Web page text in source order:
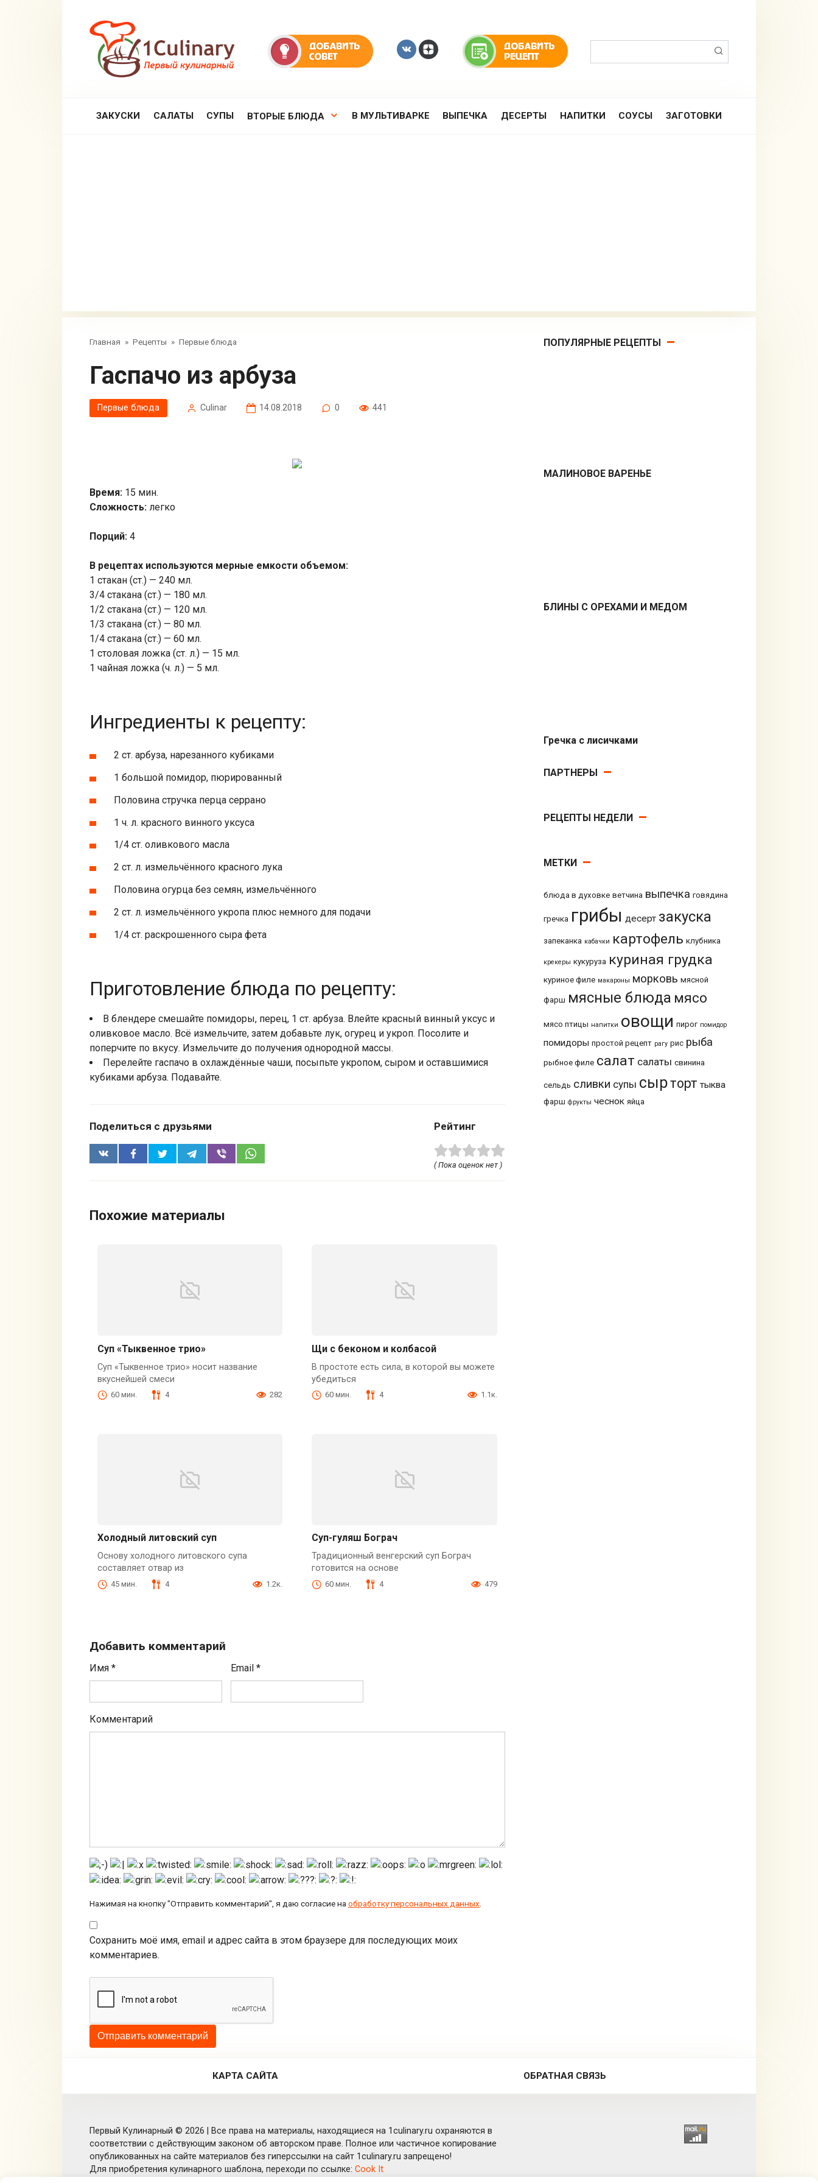
ЗАКУСКИ САЛАТЫ СУПЫ ВТОРЫЕ БЛЮДА В МУЛЬТИВАРКЕ ВЫПЕЧКА ДЕСЕРТЫ НАПИТКИ СОУСЫ ЗАГОТОВКИ
Главная » Рецепты » Первые блюда
Гаспачо из арбуза
Первые блюда Сulinar 14.08.2018 0 441
Время: 15 мин.
Сложность: легко
Порций: 4
В рецептах используются мерные емкости объемом:
1 стакан (ст.) — 240 мл.
3/4 стакана (ст.) — 180 мл.
1/2 стакана (ст.) — 120 мл.
1/3 стакана (ст.) — 80 мл.
1/4 стакана (ст.) — 60 мл.
1 столовая ложка (ст. л.) — 15 мл.
1 чайная ложка (ч. л.) — 5 мл.
Ингредиенты к рецепту:
2 ст. арбуза, нарезанного кубиками
1 большой помидор, пюрированный
Половина стручка перца серрано
1 ч. л. красного винного уксуса
1/4 ст. оливкового масла
2 ст. л. измельчённого красного лука
Половина огурца без семян, измельчённого
2 ст. л. измельчённого укропа плюс немного для подачи
1/4 ст. раскрошенного сыра фета
Приготовление блюда по рецепту:
В блендере смешайте помидоры, перец, 1 ст. арбуза. Влейте красный винный уксус и
оливковое масло. Всё измельчите, затем добавьте лук, огурец и укроп. Посолите и
поперчите по вкусу. Измельчите до получения однородной массы.
Перелейте гаспачо в охлаждённые чаши, посыпьте укропом, сыром и оставшимися
кубиками арбуза. Подавайте.
Поделиться с друзьями Рейтинг
( Пока оценок нет )
Похожие материалы
Суп «Тыквенное трио»
Суп «Тыквенное трио» носит название
вкуснейшей смеси
60 мин. 4 282
Щи с беконом и колбасой
В простоте есть сила, в которой вы можете
убедиться
60 мин. 4 1.1к.
Холодный литовский суп
Основу холодного литовского супа
составляет отвар из
45 мин. 4 1.2к.
Суп-гуляш Бограч
Традиционный венгерский суп Бограч
готовится на основе
60 мин. 4 479
Добавить комментарий
Имя * Email*
Комментарий
Нажимая на кнопку "Отправить комментарий", я даю согласие на обработку персональных данных
Сохранить моё имя, email и адрес сайта в этом браузере для последующих моих
комментариев.
ПОПУЛЯРНЫЕ РЕЦЕПТЫ
МАЛИНОВОЕ ВАРЕНЬЕ
БЛИНЫ С ОРЕХАМИ И МЕДОМ
Гречка с лисичками
ПАРТНЕРЫ
РЕЦЕПТЫ НЕДЕЛИ
МЕТКИ
блюда в духовке ветчина выпечка говядина
гречка грибы десерт закуска
запеканка кабачки картофель клубника
крекеры кукуруза куриная грудка
куриное филе макароны морковь мясной
фарш мясные блюда мясо
мясо птицы напитки овощи пирог помидор
помидоры простой рецепт рагу рис рыба
рыбное филе салат салаты свинина
сельдь сливки супы сырторт тыква
фарш фрукты чеснок яйца
КАРТА САЙТА ОБРАТНАЯ СВЯЗЬ
Первый Кулинарный © 2026 | Все права на материалы, находящиеся на 1culinary.ru охраняются в
соответствии с действующим законом об авторском праве. Полное или частичное копирование
опубликованных на сайте материалов без гиперссылки на сайт 1culinary.ru запрещено!
Для приобретения кулинарного шаблона, переходи по ссылке: Cook It